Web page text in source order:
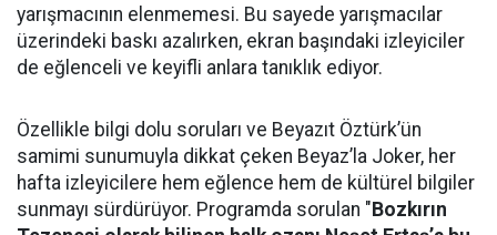
yarışmacının elenmemesi. Bu sayede yarışmacılar
üzerindeki baskı azalırken, ekran başındaki izleyiciler
de eğlenceli ve keyifli anlara tanıklık ediyor.
Özellikle bilgi dolu soruları ve Beyazıt Öztürk’ün
samimi sunumuyla dikkat çeken Beyaz’la Joker, her
hafta izleyicilere hem eğlence hem de kültürel bilgiler
sunmayı sürdürüyor. Programda sorulan " Bozkırın